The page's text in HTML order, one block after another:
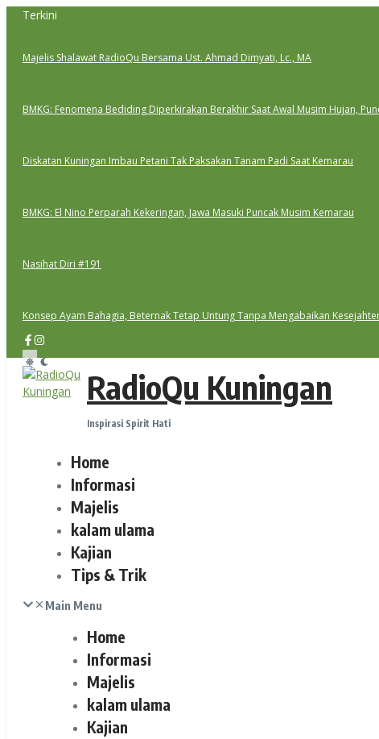
Lewati
Terkini
Majelis Shalawat RadioQu Bersama Ust. Ahmad Dimyati, Lc., MA
BMKG: Fenomena Bediding Diperkirakan Berakhir Saat Awal Musim Hujan,
Diskatan Kuningan Imbau Petani Tak Paksakan Tanam Padi Saat Kemarau
BMKG: El Nino Perparah Kekeringan, Jawa Masuki Puncak Musim Kemarau
Nasihat Diri #191
Konsep Ayam Bahagia, Beternak Tetap Untung Tanpa Mengabaikan
RadioQu Kuningan
Inspirasi Spirit Hati
Home
Informasi
Majelis
kalam ulama
Kajian
Tips & Trik
Main Menu
Home
Informasi
Majelis
kalam ulama
Kajian